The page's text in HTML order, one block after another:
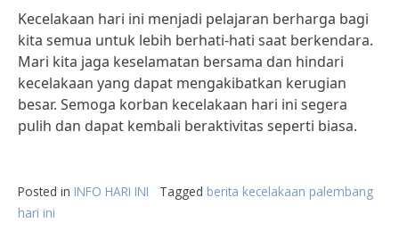
Kecelakaan hari ini menjadi pelajaran berharga bagi
kita semua untuk lebih berhati-hati saat berkendara.
Mari kita jaga keselamatan bersama dan hindari
kecelakaan yang dapat mengakibatkan kerugian
besar. Semoga korban kecelakaan hari ini segera
pulih dan dapat kembali beraktivitas seperti biasa.
Posted in INFO HARI INI Tagged berita kecelakaan palembang
hari ini